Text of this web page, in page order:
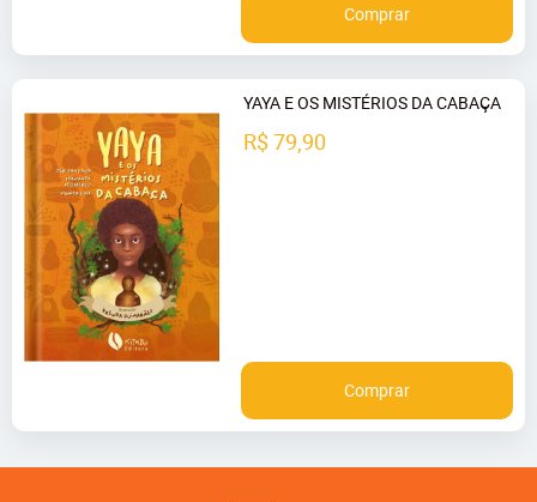
Comprar
YAYA E OS MISTÉRIOS DA CABAÇA
R$ 79,90
Comprar